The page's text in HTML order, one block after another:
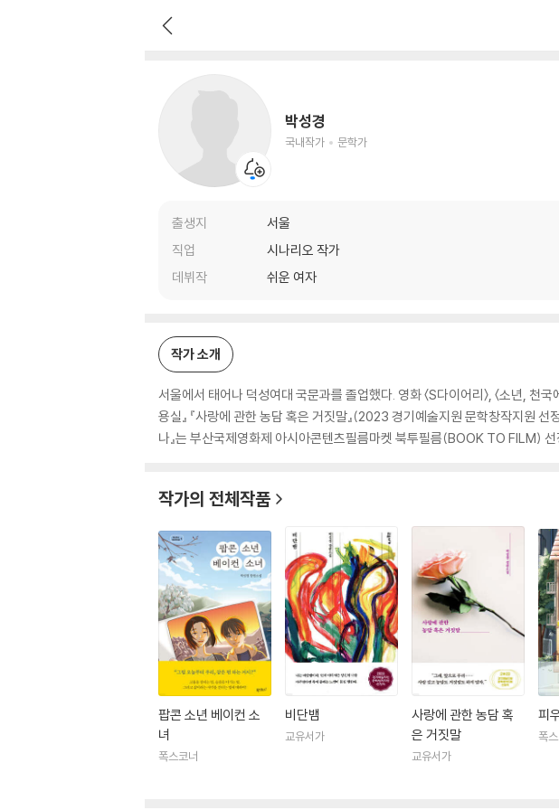
박성경
국내작가 문학가
출생지
서울
직업
시나리오 작가
데뷔작
쉬운 여자
작가 소개
서울에서 태어나 덕성여대 국문과를 졸업했다. 영화 〈S다이어리〉, 〈소년, 천
용실』 『사랑에 관한 농담 혹은 거짓말』(2023 경기예술지원 문학창작지원 선정
나』는 부산국제영화제 아시아콘텐츠필름마켓 북투필름(BOOK TO FILM) 선
작가의 전체작품
팝콘 소년 베이컨 소
녀
폭스코너
비단뱀
교유서가
사랑에 관한 농담 혹
은 거짓말
교유서가
피
폭